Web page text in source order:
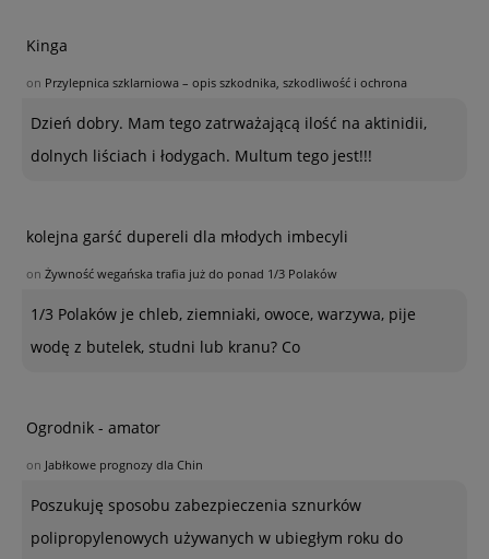
Kinga
on Przylepnica szklarniowa – opis szkodnika, szkodliwość i ochrona
Dzień dobry. Mam tego zatrważającą ilość na aktinidii,
dolnych liściach i łodygach. Multum tego jest!!!
kolejna garść dupereli dla młodych imbecyli
on Żywność wegańska trafia już do ponad 1/3 Polaków
1/3 Polaków je chleb, ziemniaki, owoce, warzywa, pije
wodę z butelek, studni lub kranu? Co
Ogrodnik - amator
on Jabłkowe prognozy dla Chin
Poszukuję sposobu zabezpieczenia sznurków
polipropylenowych używanych w ubiegłym roku do